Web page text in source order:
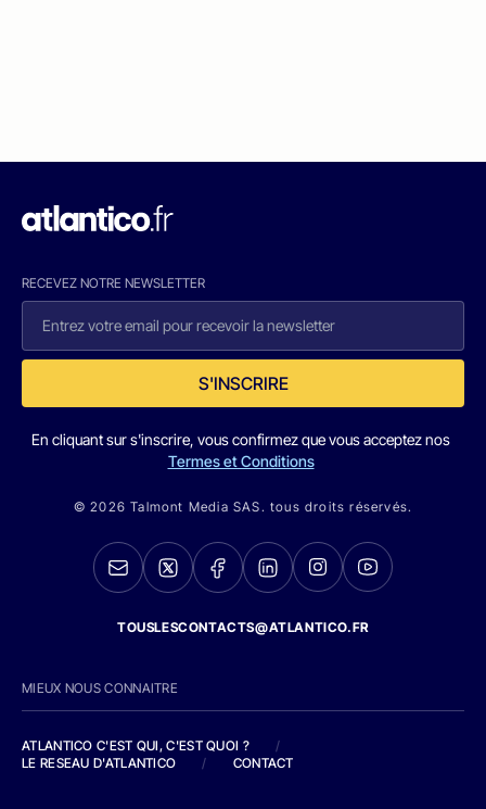
RECEVEZ NOTRE NEWSLETTER
S'INSCRIRE
En cliquant sur s'inscrire, vous confirmez que vous acceptez nos
Termes et Conditions
© 2026 Talmont Media SAS. tous droits réservés.
TOUSLESCONTACTS@ATLANTICO.FR
MIEUX NOUS CONNAITRE
ATLANTICO C'EST QUI, C'EST QUOI ?
/
LE RESEAU D'ATLANTICO
/ CONTACT